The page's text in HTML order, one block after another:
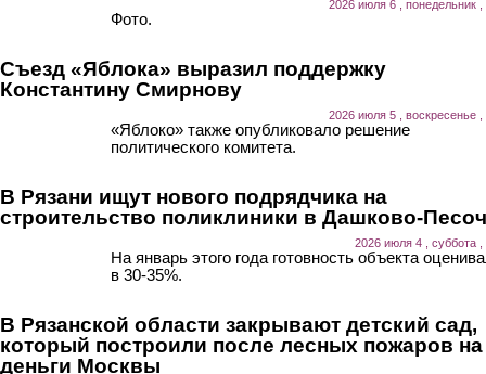
2026 июля 6 , понедельник ,
Фото.
Съезд «Яблока» выразил поддержку
Константину Смирнову
2026 июля 5 , воскресенье ,
«Яблоко» также опубликовало решение
политического комитета.
В Рязани ищут нового подрядчика на
строительство поликлиники в Дашково-
2026 июля 4 , суббота ,
На январь этого года готовность объекта
в 30-35%.
В Рязанской области закрывают детский сад,
который построили после лесных пожаров на
деньги Москвы